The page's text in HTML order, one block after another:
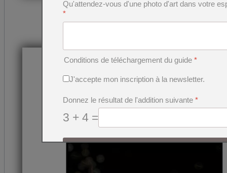
Héron cendré dans le style fusion IV
Personnalisez votre tirage d'art
Qu'attendez-vous d'une photo d'art dans votre
*
Conditions de téléchargement du guide *
J'accepte mon inscription à la newsletter.
Donnez le résultat de l'addition suivante *
3 + 4 =